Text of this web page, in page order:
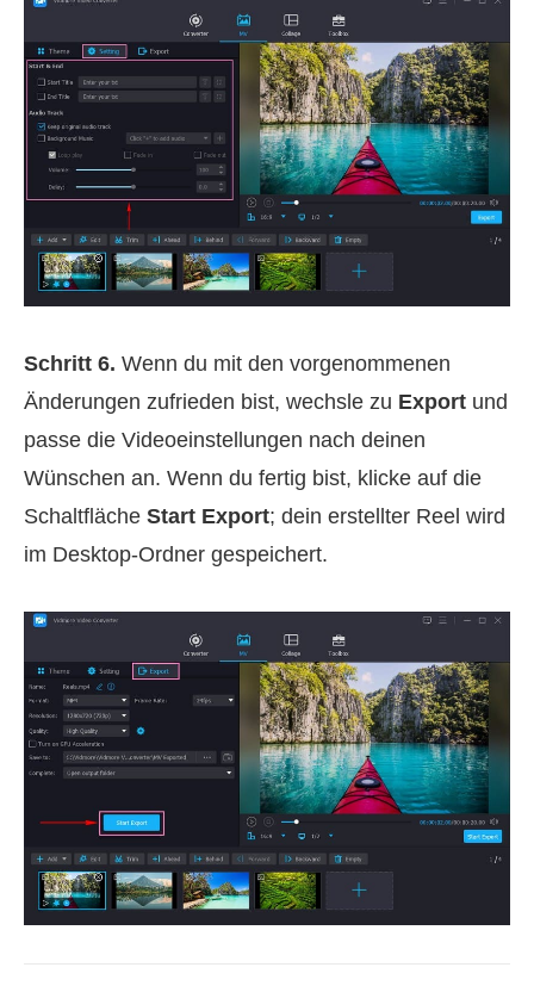
Schritt 6. Wenn du mit den vorgenommenen
Änderungen zufrieden bist, wechsle zu Export und
passe die Videoeinstellungen nach deinen
Wünschen an. Wenn du fertig bist, klicke auf die
Schaltfläche Start Export; dein erstellter Reel wird
im Desktop‑Ordner gespeichert.